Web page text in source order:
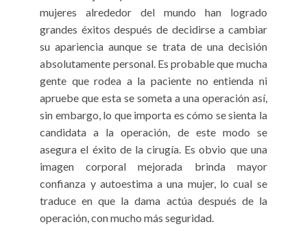
mujeres alrededor del mundo han logrado
grandes éxitos después de decidirse a cambiar
su apariencia aunque se trata de una decisión
absolutamente personal. Es probable que mucha
gente que rodea a la paciente no entienda ni
apruebe que esta se someta a una operación así,
sin embargo, lo que importa es cómo se sienta la
candidata a la operación, de este modo se
asegura el éxito de la cirugía. Es obvio que una
imagen corporal mejorada brinda mayor
confianza y autoestima a una mujer, lo cual se
traduce en que la dama actúa después de la
operación, con mucho más seguridad.